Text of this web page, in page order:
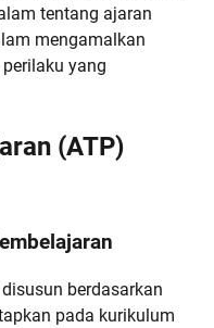
tentang ajaran
mengamalkan
yang
(ATP)
berdasarkan
pada kurikulum